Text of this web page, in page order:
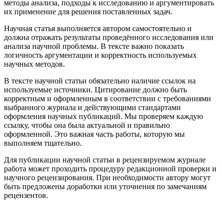
методы анализа, подходы к исследованию и аргументировать
их применение для решения поставленных задач.
Научная статья выполняется автором самостоятельно и
должна отражать результаты проведённого исследования или
анализа научной проблемы. В тексте важно показать
логичность аргументации и корректность используемых
научных методов.
В тексте научной статьи обязательно наличие ссылок на
используемые источники. Цитирование должно быть
корректным и оформленным в соответствии с требованиями
выбранного журнала и действующими стандартами
оформления научных публикаций. Мы проверяем каждую
ссылку, чтобы она была актуальной и правильно
оформленной. Это важная часть работы, которую мы
выполняем тщательно.
Для публикации научной статьи в рецензируемом журнале
работа может проходить процедуру редакционной проверки и
научного рецензирования. При необходимости автору могут
быть предложены доработки или уточнения по замечаниям
рецензентов.